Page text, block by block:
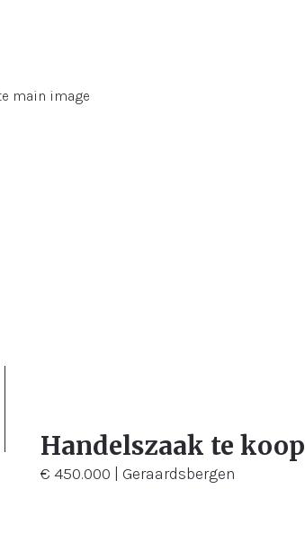
3 120 m²
Handelszaak te koop
€ 450.000 | Geraardsbergen